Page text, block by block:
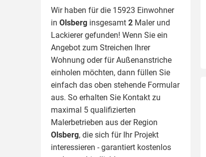
Wir haben für die 15923 Einwohner
in Olsberg insgesamt 2 Maler und
Lackierer gefunden! Wenn Sie ein
Angebot zum Streichen Ihrer
Wohnung oder für Außenanstriche
einholen möchten, dann füllen Sie
einfach das oben stehende Formular
aus. So erhalten Sie Kontakt zu
maximal 5 qualifizierten
Malerbetrieben aus der Region
Olsberg, die sich für Ihr Projekt
interessieren - garantiert kostenlos